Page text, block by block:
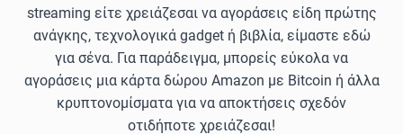
streaming είτε χρειάζεσαι να αγοράσεις είδη πρώτης
ανάγκης, τεχνολογικά gadget ή βιβλία, είμαστε εδώ
για σένα. Για παράδειγμα, μπορείς εύκολα να
αγοράσεις μια κάρτα δώρου Amazon με Bitcoin ή άλλα
κρυπτονομίσματα για να αποκτήσεις σχεδόν
οτιδήποτε χρειάζεσαι!